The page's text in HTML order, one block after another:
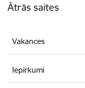
Ātrās saites
Vakances
Iepirkumi